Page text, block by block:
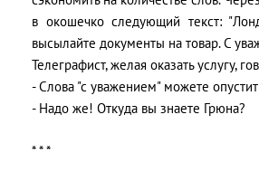
в окошечко следующий текст:
высылайте документы на товар. С
Телеграфист, желая оказать услугу,
- Слова "с уважением" можете
- Надо же! Откуда вы знаете Грюна?
* * *